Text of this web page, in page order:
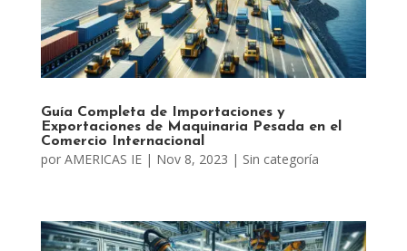
Guía Completa de Importaciones y
Exportaciones de Maquinaria Pesada en el
Comercio Internacional
por AMERICAS IE| Nov 8, 2023 | Sin categoría